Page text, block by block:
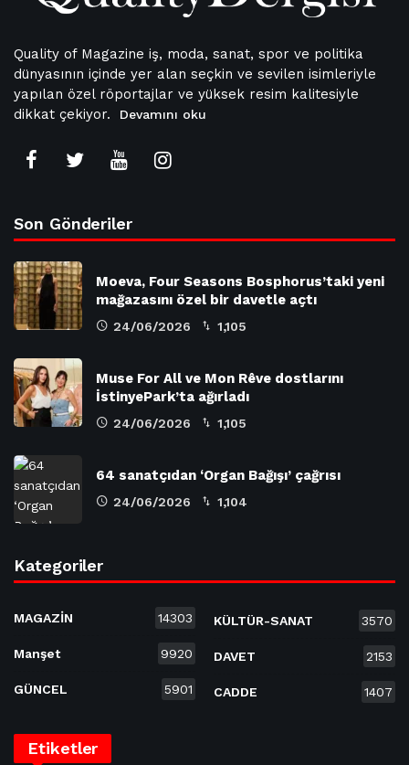
Quality of Magazine iş, moda, sanat, spor ve politika
dünyasının içinde yer alan seçkin ve sevilen isimleriyle
yapılan özel röportajlar ve yüksek resim kalitesiyle
dikkat çekiyor.
Devamını oku
Son Gönderiler
Moeva, Four Seasons Bosphorus’taki yeni
mağazasını özel bir davetle açtı
24/06/2026 1,105
Muse For All ve Mon Rêve dostlarını
İstinyePark’ta ağırladı
24/06/2026 1,105
64 sanatçıdan ‘Organ Bağışı’ çağrısı
24/06/2026 1,104
Kategoriler
MAGAZİN 14303
Manşet 9920
GÜNCEL 5901
KÜLTÜR-SANAT 3570
DAVET 2153
CADDE 1407
Etiketler